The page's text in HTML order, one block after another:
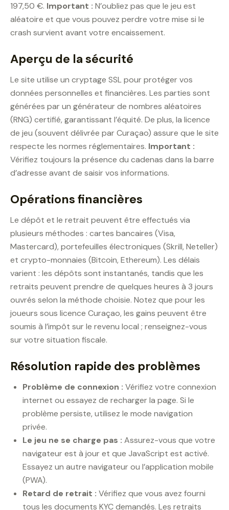
197,50 €. Important : N’oubliez pas que le jeu est
aléatoire et que vous pouvez perdre votre mise si le
crash survient avant votre encaissement.
Aperçu de la sécurité
Le site utilise un cryptage SSL pour protéger vos
données personnelles et financières. Les parties sont
générées par un générateur de nombres aléatoires
(RNG) certifié, garantissant l’équité. De plus, la licence
de jeu (souvent délivrée par Curaçao) assure que le site
respecte les normes réglementaires. Important :
Vérifiez toujours la présence du cadenas dans la barre
d’adresse avant de saisir vos informations.
Opérations financières
Le dépôt et le retrait peuvent être effectués via
plusieurs méthodes : cartes bancaires (Visa,
Mastercard), portefeuilles électroniques (Skrill, Neteller)
et crypto-monnaies (Bitcoin, Ethereum). Les délais
varient : les dépôts sont instantanés, tandis que les
retraits peuvent prendre de quelques heures à 3 jours
ouvrés selon la méthode choisie. Notez que pour les
joueurs sous licence Curaçao, les gains peuvent être
soumis à l’impôt sur le revenu local ; renseignez-vous
sur votre situation fiscale.
Résolution rapide des problèmes
Problème de connexion : Vérifiez votre connexion
internet ou essayez de recharger la page. Si le
problème persiste, utilisez le mode navigation
privée.
Le jeu ne se charge pas : Assurez-vous que votre
navigateur est à jour et que JavaScript est activé.
Essayez un autre navigateur ou l’application mobile
(PWA).
Retard de retrait : Vérifiez que vous avez fourni
tous les documents KYC demandés. Les retraits